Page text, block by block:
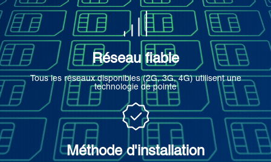
Réseau fiable
Tous les réseaux disponibles (2G, 3G, 4G) utilisent une
technologie de pointe
Méthode d'installation